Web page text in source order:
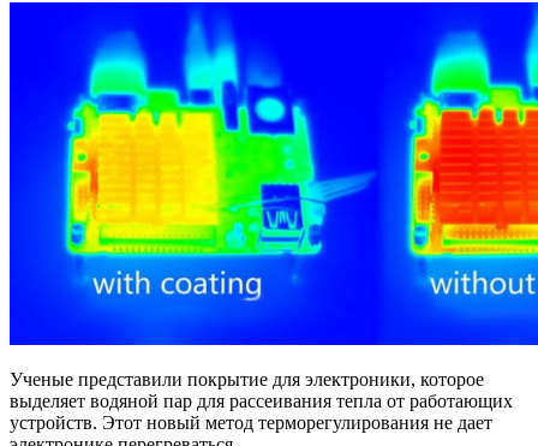
Ученые представили покрытие для электроники, которое
выделяет водяной пар для рассеивания тепла от работающих
устройств. Этот новый метод терморегулирования не дает